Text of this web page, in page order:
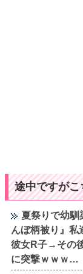
途中ですが
夏祭りで幼馴
んぼ柄被り』私
彼女R子→その
に突撃ｗｗｗ…